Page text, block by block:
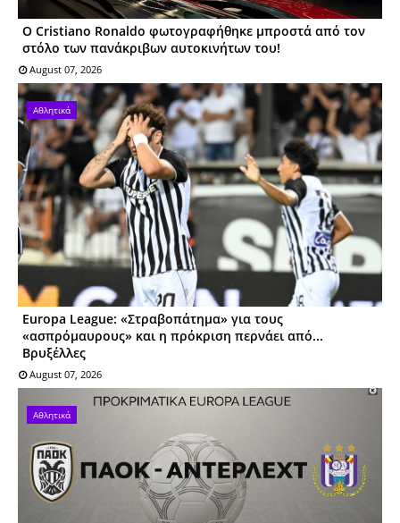
Ο Cristiano Ronaldo φωτογραφήθηκε μπροστά από τον
στόλο των πανάκριβων αυτοκινήτων του!
August 07, 2026
Αθλητικά
Europa League: «Στραβοπάτημα» για τους
«ασπρόμαυρους» και η πρόκριση περνάει από...
Βρυξέλλες
August 07, 2026
Αθλητικά